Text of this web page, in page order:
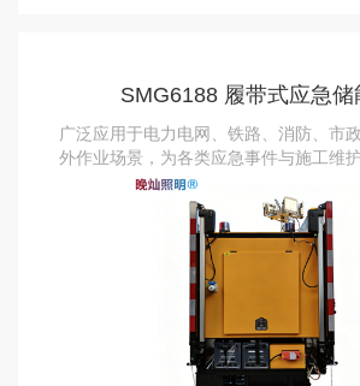
SMG6188 履带式应急储
广泛应用于电力电网、铁路、消防、市
外作业场景，为各类应急事件与施工维